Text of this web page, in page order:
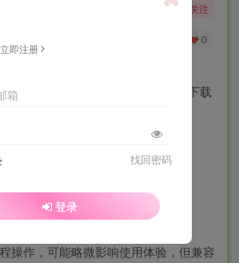
，酒醉还来花下眠。
关注
0
览器内直接搜索文档，并点击直接下载
下载，就在主输入框黏贴下载）
步原作者内容）
pdf文件下载异常的问题
路径
操作，可能略微影响使用体验，但兼容
即注册
箱
找回密码
登录